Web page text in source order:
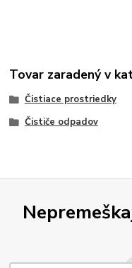
Tovar zaradený v
Čistiace prostriedky
Čističe odpadov